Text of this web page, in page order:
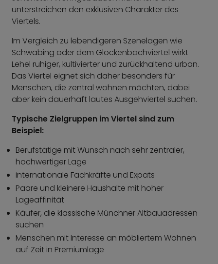
unterstreichen den exklusiven Charakter des
Viertels.
Im Vergleich zu lebendigeren Szenelagen wie
Schwabing oder dem Glockenbachviertel wirkt
Lehel ruhiger, kultivierter und zurückhaltend urban.
Das Viertel eignet sich daher besonders für
Menschen, die zentral wohnen möchten, dabei
aber kein dauerhaft lautes Ausgehviertel suchen.
Typische Zielgruppen im Viertel sind zum
Beispiel:
Berufstätige mit Wunsch nach sehr zentraler,
hochwertiger Lage
internationale Fachkräfte und Expats
Paare und kleinere Haushalte mit hoher
Lageaffinität
Käufer, die klassische Münchner Altbauadressen
suchen
Menschen mit Interesse an möbliertem Wohnen
auf Zeit in Premiumlage